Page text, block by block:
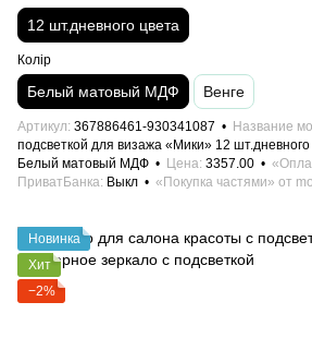
12 шт.дневного цвета
Колір
Белый матовый МДФ Венге
Артикул 367886461-930341087 Название
подсветкой для визажа «Мики» 12
Белый матовый МДФ
Цена 3357.00
ПриватБанка Выкл «Покупка частями» от
Новинка
Хит
−2%